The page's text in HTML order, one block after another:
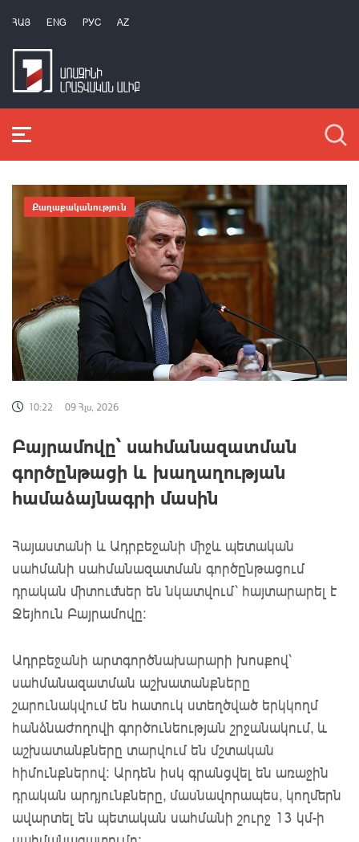
ՀԱՅ ENG РУС AZ
Քաղաքականություն
10:22 09 Հլս, 2026
Բայրամովը՝ սահմանազատման
գործընթացի և խաղաղության
համաձայնագրի մասին
Հայաստանի և Ադրբեջանի միջև պետական
սահմանի սահմանազատման գործընթացում
դրական միտումներ են նկատվում՝ հայտարարել է
Ջեյհուն Բայրամովը:
Ադրբեջանի արտգործնախարարի խոսքով՝
սահմանազատման աշխատանքները
շարունակվում են հատուկ ստեղծված երկկողմ
հանձնաժողովի գործունեության շրջանակում, և
աշխատանքները տարվում են մշտական
հիմունքներով: Արդեն իսկ գրանցվել են առաջին
դրական արդյունքները, մասնավորապես, կողմերն
ավարտել են պետական սահմանի շուրջ 13 կմ-ի